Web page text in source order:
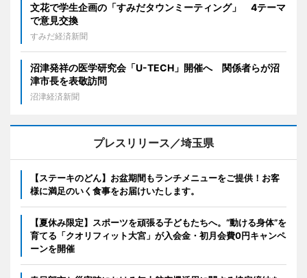
文花で学生企画の「すみだタウンミーティング」 4テーマ
で意見交換
すみだ経済新聞
沼津発祥の医学研究会「U-TECH」開催へ 関係者らが沼
津市長を表敬訪問
沼津経済新聞
プレスリリース／埼玉県
【ステーキのどん】お盆期間もランチメニューをご提供！お客
様に満足のいく食事をお届けいたします。
【夏休み限定】スポーツを頑張る子どもたちへ。“動ける身体”を
育てる「クオリフィット大宮」が入会金・初月会費0円キャンペ
ーンを開催